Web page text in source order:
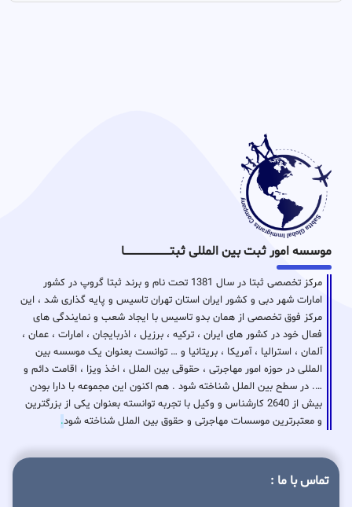
موسسه امور ثبت بین المللی ثبتـــــــــــــــــــــــــــــا
مرکز تخصصی ثبتا در سال 1381 تحت نام و برند ثبتا گروپ در کشور
امارات شهر دبی و کشور ایران استان تهران تاسیس و پایه گذاری شد ، این
مرکز فوق تخصصی از همان بدو تاسیس با ایجاد شعب و نمایندگی های
فعال خود در کشور های ایران ، ترکیه ، برزیل ، اذربایجان ، امارات ، عمان ،
آلمان ، استرالیا ، آمریکا ، بریتانیا و … توانست بعنوان یک موسسه بین
المللی در حوزه امور مهاجرتی ، حقوقی بین الملل ، اخذ ویزا ، اقامت دائم و
…. در سطح بین الملل شناخته شود . هم اکنون این مجموعه با دارا بودن
بیش از 2640 کارشناس و وکیل با تجربه توانسته بعنوان یکی از بزرگترین
و معتبرترین موسسات مهاجرتی و حقوق بین الملل شناخته شود.
تماس با ما :